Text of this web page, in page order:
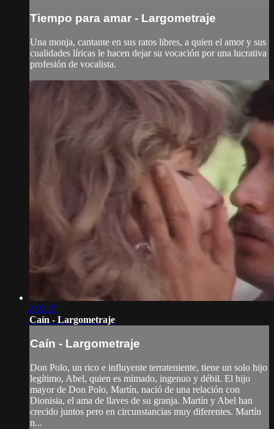
Tiempo para amar - Largometraje
Una monja, cantante en sus ratos libres, a quien el amor y sus
cualidades líricas le hacen dejar su vocación por una lucrativa
profesión de vocalista.
2:02:37
Caín - Largometraje
Caín - Largometraje
Don Polo, un rico e influyente terrateniente, tiene un solo hijo
legítimo, Abel, quien es mimado, ingenuo y débil. El hijo
mayor de Don Polo, Martín, nació de una relación con
Dionisia, el ama de llaves de su granja. Martín y Abel han
crecido juntos pero en circunstancias muy diferentes. Martín
n...